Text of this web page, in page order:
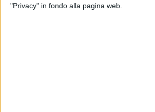
"Privacy" in fondo alla pagina web.
- Raffaella Merra - Coordinatrice Azione